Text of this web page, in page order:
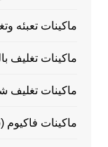
ماكينات تعبئه
ماكينات تغليف
ماكينات تغليف
ماكينات فاكيوم (526)